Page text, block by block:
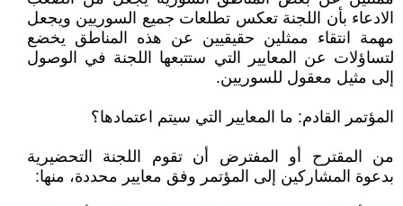
الادعاء بأن اللجنة تعكس تطلعات جميع السوريين ويجعل
مهمة انتقاء ممثلين حقيقيين عن هذه المناطق يخضع
لتساؤلات عن المعايير التي ستتبعها اللجنة في الوصول
إلى مثيل معقول للسوريين.
المؤتمر القادم: ما المعايير التي سيتم اعتمادها؟
من المقترح أو المفترض أن تقوم اللجنة التحضيرية
بدعوة المشاركين إلى المؤتمر وفق معايير محددة، منها: